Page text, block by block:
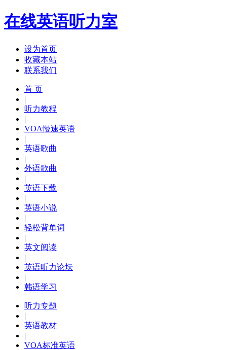
在线英语听力室
设为首页
收藏本站
联系我们
首 页
|
听力教程
|
VOA慢速英语
|
英语歌曲
|
外语歌曲
|
英语下载
|
英语小说
|
轻松背单词
|
英文阅读
|
英语听力论坛
|
韩语学习
听力专题
|
英语教材
|
VOA标准英语